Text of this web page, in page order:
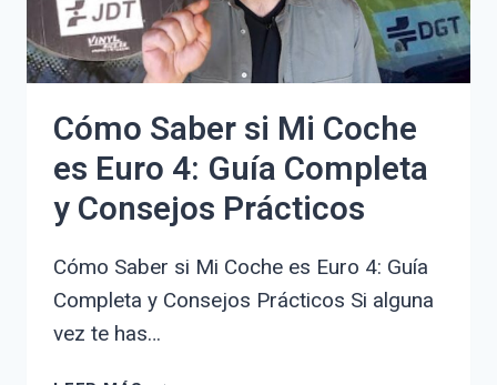
Cómo Saber si Mi Coche
es Euro 4: Guía Completa
y Consejos Prácticos
Cómo Saber si Mi Coche es Euro 4: Guía
Completa y Consejos Prácticos Si alguna
vez te has…